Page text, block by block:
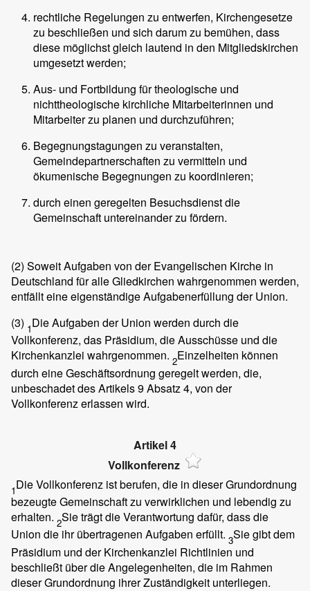
rechtliche Regelungen zu entwerfen, Kirchengesetze
zu beschließen und sich darum zu bemühen, dass
diese möglichst gleich lautend in den Mitgliedskirchen
umgesetzt werden;
Aus- und Fortbildung für theologische und
nichttheologische kirchliche Mitarbeiterinnen und
Mitarbeiter zu planen und durchzuführen;
Begegnungstagungen zu veranstalten,
Gemeindepartnerschaften zu vermitteln und
ökumenische Begegnungen zu koordinieren;
durch einen geregelten Besuchsdienst die
Gemeinschaft untereinander zu fördern.
(2) Soweit Aufgaben von der Evangelischen Kirche in
Deutschland für alle Gliedkirchen wahrgenommen werden,
entfällt eine eigenständige Aufgabenerfüllung der Union.
(3) 1Die Aufgaben der Union werden durch die
Vollkonferenz, das Präsidium, die Ausschüsse und die
Kirchenkanzlei wahrgenommen. 2Einzelheiten können
durch eine Geschäftsordnung geregelt werden, die,
unbeschadet des Artikels 9 Absatz 4, von der
Vollkonferenz erlassen wird.
Artikel 4
Vollkonferenz
1Die Vollkonferenz ist berufen, die in dieser Grundordnung
bezeugte Gemeinschaft zu verwirklichen und lebendig zu
erhalten. 2Sie trägt die Verantwortung dafür, dass die
Union die ihr übertragenen Aufgaben erfüllt. 3Sie gibt dem
Präsidium und der Kirchenkanzlei Richtlinien und
beschließt über die Angelegenheiten, die im Rahmen
dieser Grundordnung ihrer Zuständigkeit unterliegen.